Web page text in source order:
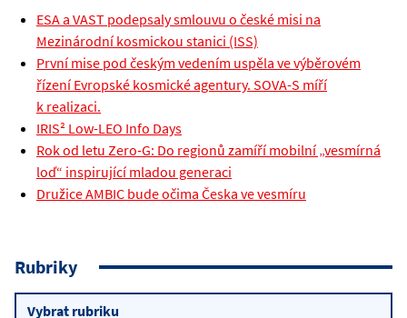
ESA a VAST podepsaly smlouvu o české misi na
Mezinárodní kosmickou stanici (ISS)
První mise pod českým vedením uspěla ve výběrovém
řízení Evropské kosmické agentury. SOVA-S míří
k realizaci.
IRIS² Low-LEO Info Days
Rok od letu Zero-G: Do regionů zamíří mobilní „vesmírná
loď“ inspirující mladou generaci
Družice AMBIC bude očima Česka ve vesmíru
Rubriky
Rubriky